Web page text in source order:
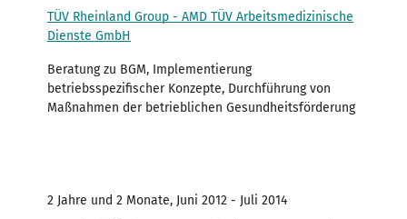
TÜV Rheinland Group - AMD TÜV Arbeitsmedizinische
Dienste GmbH
Beratung zu BGM, Implementierung
betriebsspezifischer Konzepte, Durchführung von
Maßnahmen der betrieblichen Gesundheitsförderung
2 Jahre und 2 Monate, Juni 2012 - Juli 2014